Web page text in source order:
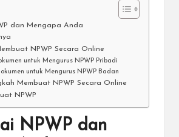
dan Mengapa Anda
NPWP Secara Online
untuk Mengurus NPWP Pribadi
untuk Mengurus NPWP Badan
Membuat NPWP Secara Online
NPWP
NPWP dan